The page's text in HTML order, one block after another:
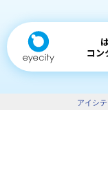
コン
アイシ